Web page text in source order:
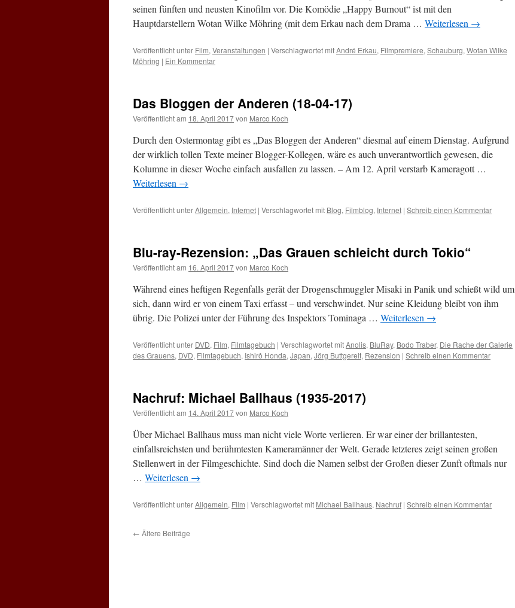
seinen fünften und neusten Kinofilm vor. Die Komödie „Happy Burnout“ ist mit den
Hauptdarstellern Wotan Wilke Möhring (mit dem Erkau nach dem Drama … Weiterlesen →
Veröffentlicht unter Film, Veranstaltungen | Verschlagwortet mitAndré Erkau, Filmpremiere, Schauburg, Wotan Wilke
Möhring | Ein Kommentar
Das Bloggen der Anderen (18-04-17)
Veröffentlicht am 18. April 2017von Marco Koch
Durch den Ostermontag gibt es „Das Bloggen der Anderen“ diesmal auf einem Dienstag. Aufgrund
der wirklich tollen Texte meiner Blogger-Kollegen, wäre es auch unverantwortlich gewesen, die
Kolumne in dieser Woche einfach ausfallen zu lassen. – Am 12. April verstarb Kameragott …
Weiterlesen →
Veröffentlicht unterAllgemein, Internet | Verschlagwortet mit Blog, Filmblog, Internet | Schreib einen Kommentar
Blu-ray-Rezension: „Das Grauen schleicht durch Tokio“
Veröffentlicht am 16. April 2017von Marco Koch
Während eines heftigen Regenfalls gerät der Drogenschmuggler Misaki in Panik und schießt wild um
sich, dann wird er von einem Taxi erfasst – und verschwindet. Nur seine Kleidung bleibt von ihm
übrig. Die Polizei unter der Führung des Inspektors Tominaga … Weiterlesen →
Veröffentlicht unter DVD, Film, Filmtagebuch | Verschlagwortet mitAnolis, BluRay, Bodo Traber, Die Rache der Galerie
des Grauens, DVD, Filmtagebuch, Ishirô Honda, Japan, Jörg Buttgereit, Rezension | Schreib einen Kommentar
Nachruf: Michael Ballhaus (1935-2017)
Veröffentlicht am 14. April 2017von Marco Koch
Über Michael Ballhaus muss man nicht viele Worte verlieren. Er war einer der brillantesten,
einfallsreichsten und berühmtesten Kameramänner der Welt. Gerade letzteres zeigt seinen großen
Stellenwert in der Filmgeschichte. Sind doch die Namen selbst der Großen dieser Zunft oftmals nur
… Weiterlesen →
Veröffentlicht unterAllgemein, Film | Verschlagwortet mit Michael Ballhaus, Nachruf | Schreib einen Kommentar
← Ältere Beiträge